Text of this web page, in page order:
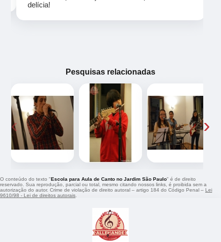
delícia!
Pesquisas relacionadas
‹ ›
O conteúdo do texto "Escola para Aula de Canto no Jardim São Paulo" é de direito
reservado. Sua reprodução, parcial ou total, mesmo citando nossos links, é proibida sem a
autorização do autor. Crime de violação de direito autoral – artigo 184 do Código Penal – Lei
9610/98 - Lei de direitos autorais